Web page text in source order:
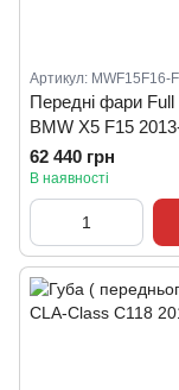
Артикул: MWF15F16-
Передні фари
BMW X5 F15
62 440 грн
В наявності